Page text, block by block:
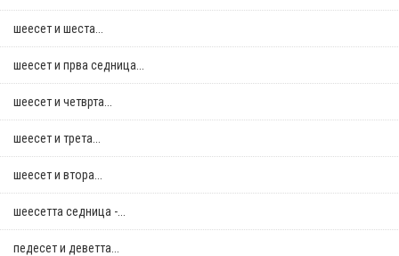
шеесет и шеста...
шеесет и прва седница...
шеесет и четврта...
шеесет и трета...
шеесет и втора...
шеесетта седница -...
педесет и деветта...